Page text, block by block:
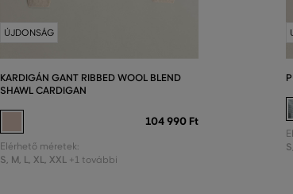
ÚJDONSÁG
KARDIGÁN GANT RIBBED WOOL BLEND
SHAWL CARDIGAN
104 990 Ft
Elérhető méretek:
S M L XL XXL +1 további
S